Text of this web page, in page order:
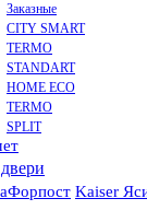
Заказные
CITY SMART
TERMO
STANDART
HOME ECO
ТЕRМО
SPLIT
Форпост Kaiser